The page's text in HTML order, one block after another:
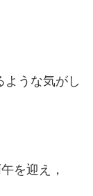
ような気がし
を迎え，